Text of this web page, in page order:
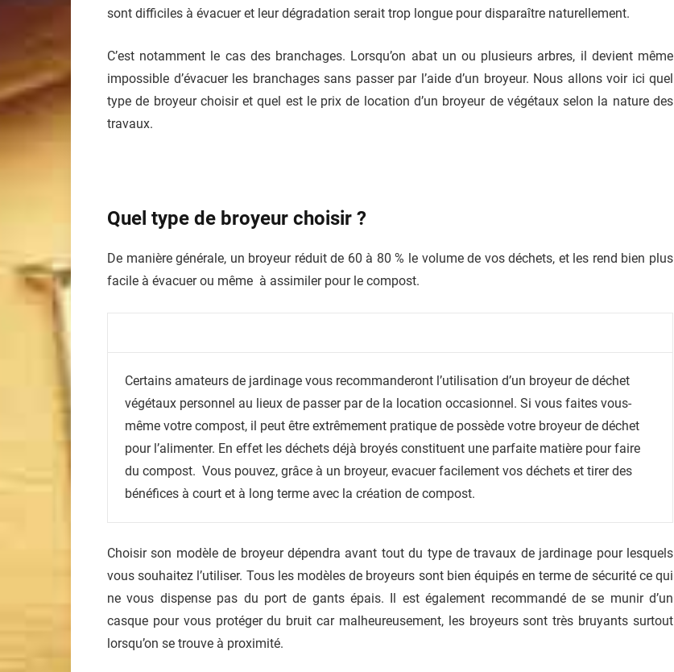
sont difficiles à évacuer et leur dégradation serait trop longue pour disparaître naturellement.
C’est notamment le cas des branchages. Lorsqu’on abat un ou plusieurs arbres, il devient même
impossible d’évacuer les branchages sans passer par l’aide d’un broyeur. Nous allons voir ici quel
type de broyeur choisir et quel est le prix de location d’un broyeur de végétaux selon la nature des
travaux.
Quel type de broyeur choisir ?
De manière générale, un broyeur réduit de 60 à 80 % le volume de vos déchets, et les rend bien plus
facile à évacuer ou même à assimiler pour le compost.
Certains amateurs de jardinage vous recommanderont l’utilisation d’un broyeur de déchet
végétaux personnel au lieux de passer par de la location occasionnel. Si vous faites vous-
même votre compost, il peut être extrêmement pratique de possède votre broyeur de déchet
pour l’alimenter. En effet les déchets déjà broyés constituent une parfaite matière pour faire
du compost. Vous pouvez, grâce à un broyeur, evacuer facilement vos déchets et tirer des
bénéfices à court et à long terme avec la création de compost.
Choisir son modèle de broyeur dépendra avant tout du type de travaux de jardinage pour lesquels
vous souhaitez l’utiliser. Tous les modèles de broyeurs sont bien équipés en terme de sécurité ce qui
ne vous dispense pas du port de gants épais. Il est également recommandé de se munir d’un
casque pour vous protéger du bruit car malheureusement, les broyeurs sont très bruyants surtout
lorsqu’on se trouve à proximité.